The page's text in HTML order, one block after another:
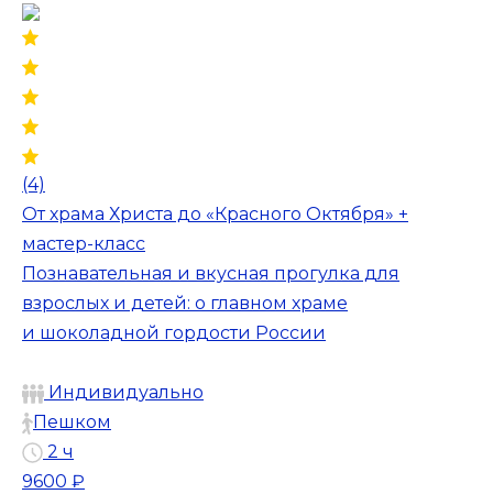
(4)
От храма Христа до «Красного Октября» +
мастер-класс
Познавательная и вкусная прогулка для
взрослых и детей: о главном храме
и шоколадной гордости России
Индивидуально
Пешком
2 ч
9600 ₽